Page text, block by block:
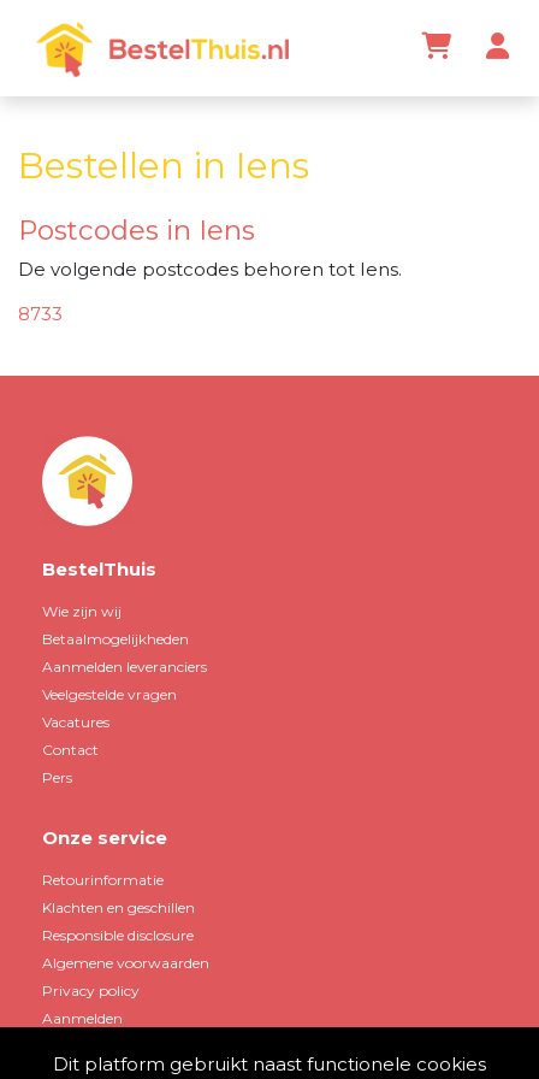
Bestellen in Iens
Postcodes in Iens
De volgende postcodes behoren tot Iens.
8733
BestelThuis
Wie zijn wij
Betaalmogelijkheden
Aanmelden leveranciers
Veelgestelde vragen
Vacatures
Contact
Pers
Onze service
Retourinformatie
Klachten en geschillen
Responsible disclosure
Algemene voorwaarden
Privacy policy
Aanmelden
Dit platform gebruikt naast functionele cookies